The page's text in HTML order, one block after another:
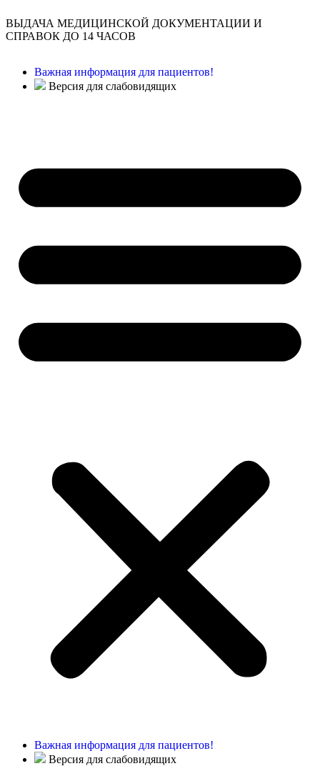
ВЫДАЧА МЕДИЦИНСКОЙ ДОКУМЕНТАЦИИ И
СПРАВОК ДО 14 ЧАСОВ
Важная информация для пациентов!
Версия для слабовидящих
Важная информация для пациентов!
Версия для слабовидящих